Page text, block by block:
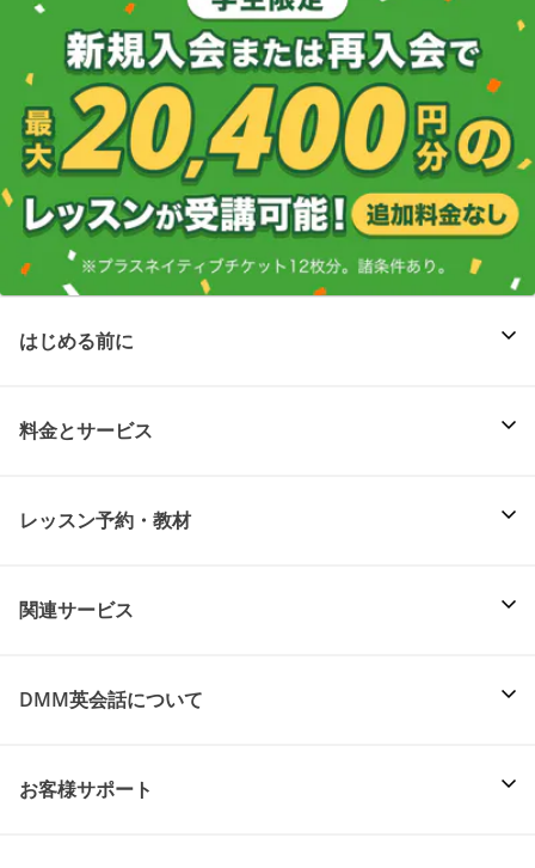
はじめる前に
料金とサービス
レッスン予約・教材
関連サービス
DMM英会話について
お客様サポート